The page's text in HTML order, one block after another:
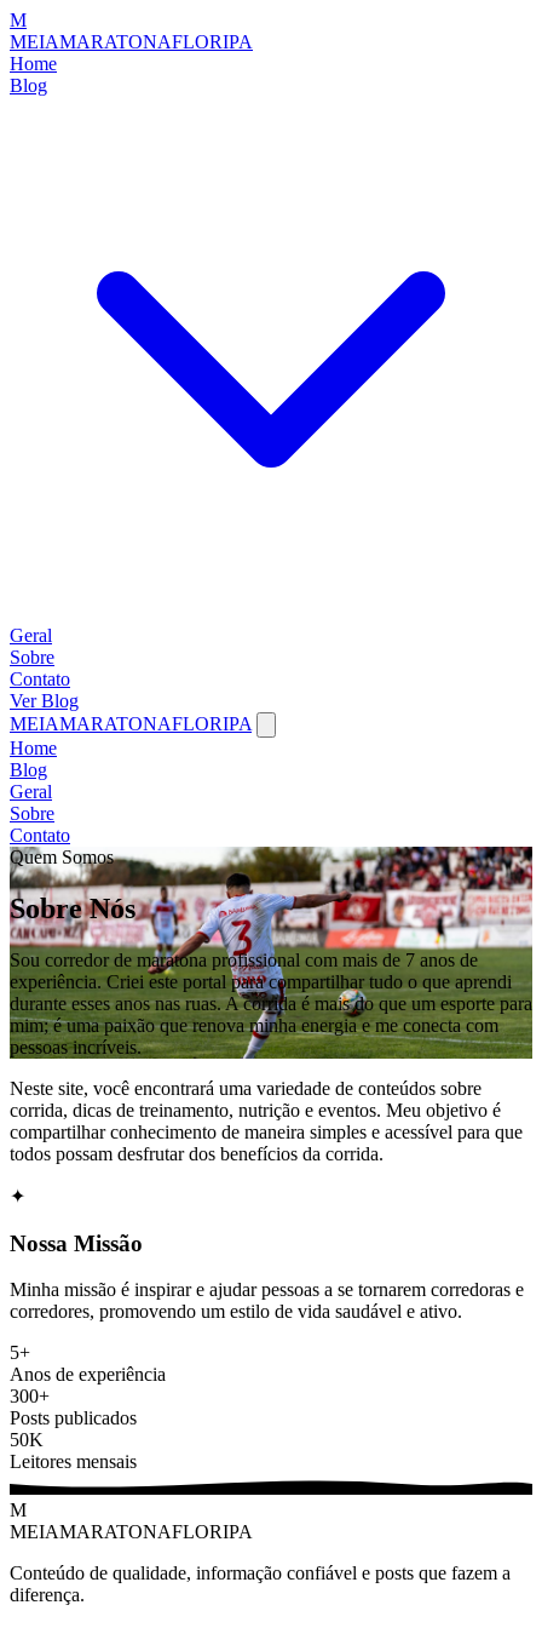
M
MEIAMARATONAFLORIPA
Home
Blog
Geral
Sobre
Contato
Ver Blog
MEIAMARATONAFLORIPA
Home
Blog
Geral
Sobre
Contato
Quem Somos
Sobre Nós
Sou corredor de maratona profissional com mais de 7 anos de
experiência. Criei este portal para compartilhar tudo o que aprendi
durante esses anos nas ruas. A corrida é mais do que um esporte para
mim; é uma paixão que renova minha energia e me conecta com
pessoas incríveis.
Neste site, você encontrará uma variedade de conteúdos sobre
corrida, dicas de treinamento, nutrição e eventos. Meu objetivo é
compartilhar conhecimento de maneira simples e acessível para que
todos possam desfrutar dos benefícios da corrida.
✦
Nossa Missão
Minha missão é inspirar e ajudar pessoas a se tornarem corredoras e
corredores, promovendo um estilo de vida saudável e ativo.
5+
Anos de experiência
300+
Posts publicados
50K
Leitores mensais
M
MEIAMARATONAFLORIPA
Conteúdo de qualidade, informação confiável e posts que fazem a
diferença.